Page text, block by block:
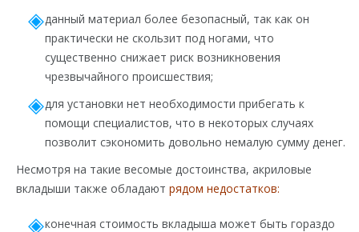
данный материал более безопасный, так как он
практически не скользит под ногами, что
существенно снижает риск возникновения
чрезвычайного происшествия;
для установки нет необходимости прибегать к
помощи специалистов, что в некоторых случаях
позволит сэкономить довольно немалую сумму денег.
Несмотря на такие весомые достоинства, акриловые
вкладыши также обладают рядом недостатков:
конечная стоимость вкладыша может быть гораздо